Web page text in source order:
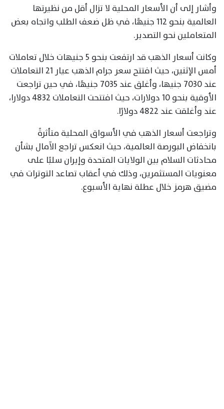
وأشار إلى أن الأسعار المحلية لا تزال أقل من نظيرتها
العالمية بنحو 112 جنيهًا، في ظل ضعف الطلب واتجاه بعض
المتعاملين نحو التصدير.
وكانت أسعار الذهب قد ارتفعت بنحو 5 جنيهات خلال تعاملات
أمس الإثنين، حيث افتتح سعر جرام الذهب عيار 21 التعاملات
عند 7030 جنيها، وأغلق عند 7035 جنيهًا، في حين تراجعت
الأوقية بنحو 10 دولارات، حيث افتتحت التعاملات 4832 دولارا،
عند وأغلقت عند 4822 دولارًا.
وتراجعت أسعار الذهب في الأسواق المحلية متأثرةً
بانخفاض البورصة العالمية، حيث انعكس تراجع الآمال بشأن
محادثات السلام بين الولايات المتحدة وإيران سلبًا على
معنويات المستثمرين، وذلك في أعقاب تصاعد التوترات في
مضيق هرمز خلال عطلة نهاية الأسبوع.